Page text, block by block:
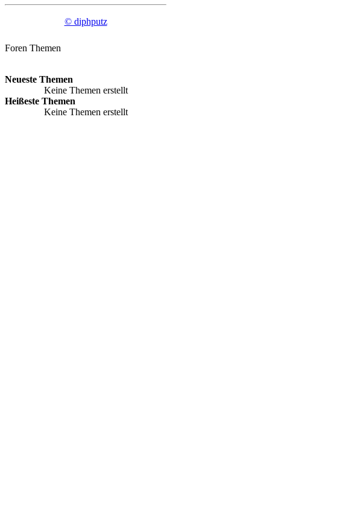
© diphputz
Foren Themen
Neueste Themen
Keine Themen erstellt
Heißeste Themen
Keine Themen erstellt